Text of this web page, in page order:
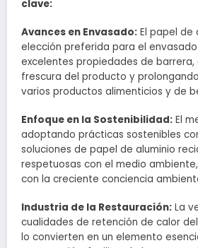
clave:
Avances en Envasado: El papel de
elección preferida para el
excelentes propiedades de barrera,
frescura del producto y
varios productos alimenticios y de
Enfoque en la Sostenibilidad: El
adoptando prácticas sostenibles
soluciones de papel de aluminio
respetuosas con el medio
con la creciente conciencia
Industria de la Restauración: La
cualidades de retención de calor
lo convierten en un elemento